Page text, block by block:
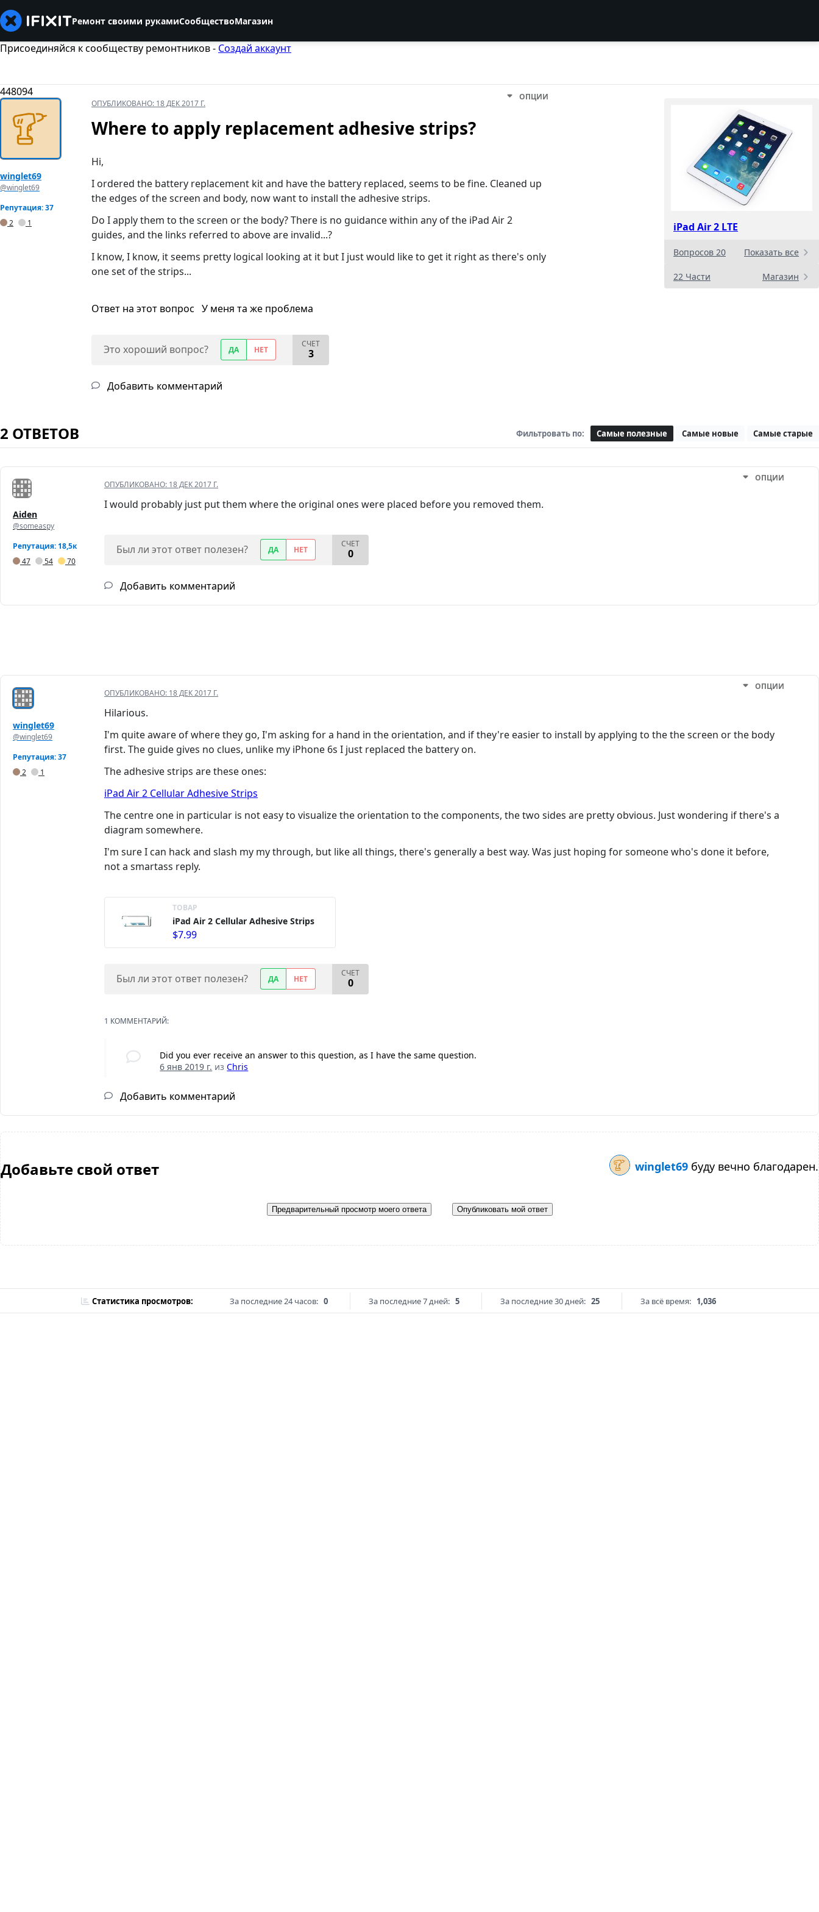
Ремонт своими рукамиСообществоМагазин
Присоединяйся к сообществу ремонтников - Создай аккаунт
448094
iPad Air 2 LTE
Вопросов 20 Показать все
22 Части Магазин
winglet69
@winglet69
Репутация: 37
2
1
ОПУБЛИКОВАНО: 18 ДЕК 2017 Г.
ОПЦИИ
Where to apply replacement adhesive strips?
Hi,
I ordered the battery replacement kit and have the battery replaced, seems to be fine. Cleaned up
the edges of the screen and body, now want to install the adhesive strips.
Do I apply them to the screen or the body? There is no guidance within any of the iPad Air 2
guides, and the links referred to above are invalid...?
I know, I know, it seems pretty logical looking at it but I just would like to get it right as there's only
one set of the strips...
Ответ на этот вопрос У меня та же проблема
Это хороший вопрос? ДА НЕТ
СЧЕТ
3
Добавить комментарий
2 ОТВЕТОВ Фильтровать по: Самые полезные Самые новые Самые старые
Aiden
@someaspy
Репутация: 18,5к
47
54 70
ОПУБЛИКОВАНО: 18 ДЕК 2017 Г.
ОПЦИИ
I would probably just put them where the original ones were placed before you removed them.
Был ли этот ответ полезен? ДА НЕТ
СЧЕТ
0
Добавить комментарий
winglet69
@winglet69
Репутация: 37
2
1
ОПУБЛИКОВАНО: 18 ДЕК 2017 Г.
ОПЦИИ
Hilarious.
I'm quite aware of where they go, I'm asking for a hand in the orientation, and if they're easier to install by applying to the the screen or the body
first. The guide gives no clues, unlike my iPhone 6s I just replaced the battery on.
The adhesive strips are these ones:
iPad Air 2 Cellular Adhesive Strips
The centre one in particular is not easy to visualize the orientation to the components, the two sides are pretty obvious. Just wondering if there's a
diagram somewhere.
I'm sure I can hack and slash my my through, but like all things, there's generally a best way. Was just hoping for someone who's done it before,
not a smartass reply.
ТОВАР
iPad Air 2 Cellular Adhesive Strips
$7.99
Был ли этот ответ полезен? ДА НЕТ
СЧЕТ
0
1 КОММЕНТАРИЙ:
Did you ever receive an answer to this question, as I have the same question.
6 янв 2019 г. изChris
Добавить комментарий
Добавьте свой ответ winglet69 буду вечно благодарен.
Предварительный просмотр моего ответа Опубликовать мой ответ
Статистика просмотров: За последние 24 часов: 0 За последние 7 дней: 5 За последние 30 дней: 25 За всё время: 1,036